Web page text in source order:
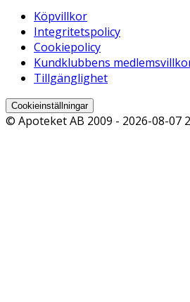
Köpvillkor
Integritetspolicy
Cookiepolicy
Kundklubbens
Tillgänglighet
Cookieinställningar
© Apoteket AB 2009 - 2026-08-07